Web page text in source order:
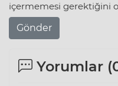
içermemesi gerektiğini
Gönder
Yorumlar (